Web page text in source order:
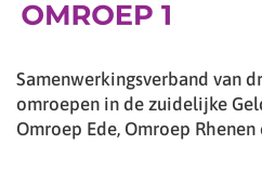
Samenwerkingsverband van
omroepen in de zuidelijke
Omroep Ede, Omroep